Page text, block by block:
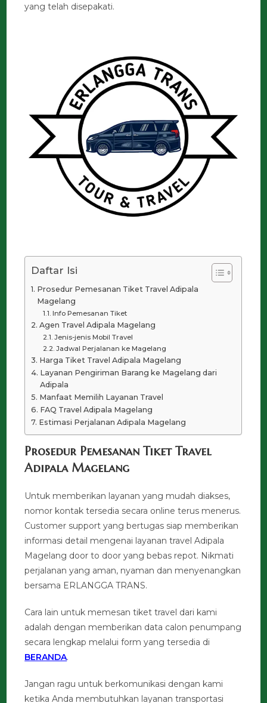
yang telah disepakati.
Daftar Isi
Prosedur Pemesanan Tiket Travel Adipala
Magelang
Info Pemesanan Tiket
Agen Travel Adipala Magelang
Jenis-jenis Mobil Travel
Jadwal Perjalanan ke Magelang
Harga Tiket Travel Adipala Magelang
Layanan Pengiriman Barang ke Magelang dari
Adipala
Manfaat Memilih Layanan Travel
FAQ Travel Adipala Magelang
Estimasi Perjalanan Adipala Magelang
Prosedur Pemesanan Tiket Travel
Adipala Magelang
Untuk memberikan layanan yang mudah diakses,
nomor kontak tersedia secara online terus menerus.
Customer support yang bertugas siap memberikan
informasi detail mengenai layanan travel Adipala
Magelang door to door yang bebas repot. Nikmati
perjalanan yang aman, nyaman dan menyenangkan
bersama ERLANGGA TRANS.
Cara lain untuk memesan tiket travel dari kami
adalah dengan memberikan data calon penumpang
secara lengkap melalui form yang tersedia di
BERANDA.
Jangan ragu untuk berkomunikasi dengan kami
ketika Anda membutuhkan layanan transportasi